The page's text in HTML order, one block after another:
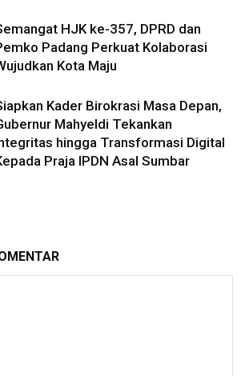
HJK ke-357, DPRD dan
Padang Perkuat Kolaborasi
Kota Maju
Kader Birokrasi Masa Depan,
Mahyeldi Tekankan
hingga Transformasi Digital
Praja IPDN Asal Sumbar